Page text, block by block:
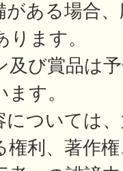
がある場合
ます。
及び賞品は
す。
については
権利、著作